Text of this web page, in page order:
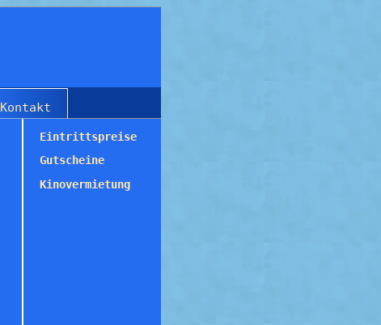
Kontakt
Eintrittspreise
Gutscheine
Kinovermietung